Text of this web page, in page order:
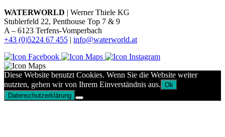
WATERWORLD | Werner Thiele KG
Stublerfeld 22, Penthouse Top 7 & 9
A – 6123 Terfens-Vomperbach
+43 (0)5224 67 455 | info@waterworld.at
Diese Website benutzt Cookies. Wenn Sie die Website weiter
nutzten, gehen wir von Ihrem Einverständnis aus. Ok
Datenschutzerklärung